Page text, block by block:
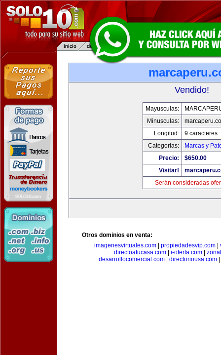
Vendido!
Mayusculas:
Minusculas:
Longitud:
9 caracteres
Categorias:
Marcas y
Precio:
$650.00
Visitar!
Serán consideradas
Otros dominios en venta:
imagenesvirtuales.com| propiedadesvip.com|
directoatucasa.com| i-oferta.com|
desarrollocomercial.com
directoriousa.com